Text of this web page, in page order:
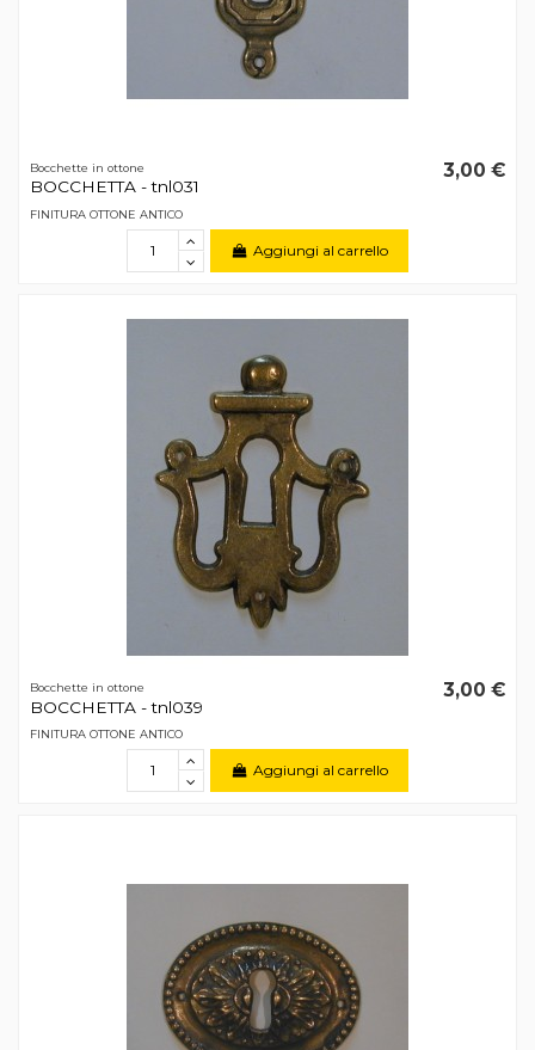
Bocchette in ottone
BOCCHETTA - tnl031
3,00 €
FINITURA OTTONE ANTICO
Aggiungi al carrello
Bocchette in ottone
BOCCHETTA - tnl039
3,00 €
FINITURA OTTONE ANTICO
Aggiungi al carrello